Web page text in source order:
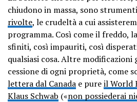
chiudono in massa, sono
rivolte, le crudeltà a cui
programma. Così come il freddo,
sfiniti, così impauriti, così
qualsiasi cosa. Altre modificazioni
cessione di ogni proprietà, come
lettera dal Canada e pureil World
Klaus Schwab («non possiederai